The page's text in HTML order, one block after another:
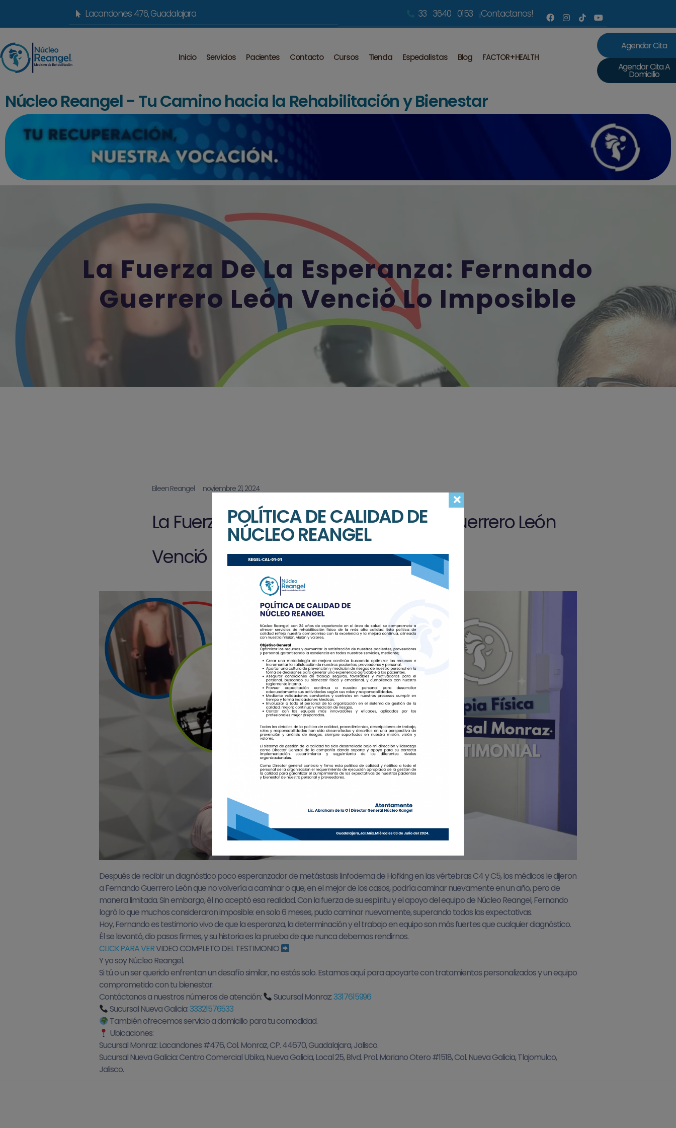
Lacandones 476, Guadalajara 33 3640 0153 ¡Contactanos!
Inicio Servicios Pacientes Contacto Cursos Tienda Especialistas Blog FACTOR+HEALTH
Agendar Cita
Agendar Cita A
Domicilio
Núcleo Reangel - Tu Camino hacia la Rehabilitación y Bienestar
La Fuerza De La Esperanza: Fernando
Guerrero León Venció Lo Imposible
Eileen Reangel noviembre 21, 2024
La Fuerza De La Esperanza: Fernando Guerrero León
Venció Lo Imposible
Después de recibir un diagnóstico poco esperanzador de metástasis linfodema de Hofking en las vértebras C4 y C5, los médicos le dijeron
a Fernando Guerrero León que no volvería a caminar o que, en el mejor de los casos, podría caminar nuevamente en un año, pero de
manera limitada. Sin embargo, él no aceptó esa realidad. Con la fuerza de su espíritu y el apoyo del equipo de Núcleo Reangel, Fernando
logró lo que muchos consideraron imposible: en solo 6 meses, pudo caminar nuevamente, superando todas las expectativas.
Hoy, Fernando es testimonio vivo de que la esperanza, la determinación y el trabajo en equipo son más fuertes que cualquier diagnóstico.
Él se levantó, dio pasos firmes, y su historia es la prueba de que nunca debemos rendirnos.
CLICK PARA VERVIDEO COMPLETO DEL TESTIMONIO
Y yo soy Núcleo Reangel.
Si tú o un ser querido enfrentan un desafío similar, no estás solo. Estamos aquí para apoyarte con tratamientos personalizados y un equipo
comprometido con tu bienestar.
Contáctanos a nuestros números de atención:
Sucursal Monraz:3317615996
Sucursal Nueva Galicia:33321576533
También ofrecemos servicio a domicilio para tu comodidad.
Ubicaciones:
Sucursal Monraz: Lacandones #476, Col. Monraz, CP. 44670, Guadalajara, Jalisco.
Sucursal Nueva Galicia: Centro Comercial Ubika, Nueva Galicia, Local 25, Blvd. Prol. Mariano Otero #1518, Col. Nueva Galicia, Tlajomulco,
Jalisco.
POLÍTICA DE CALIDAD DE
NÚCLEO REANGEL